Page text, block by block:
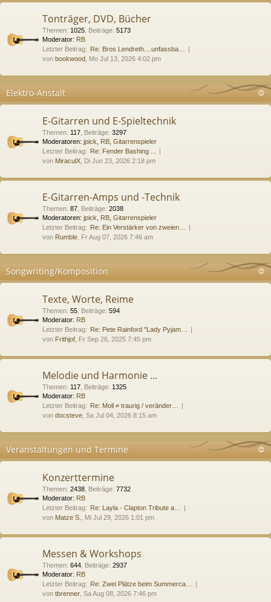
Tonträger, DVD, Bücher
Themen: 1025 Beiträge: 5173
Moderator: RB
Letzter Beitrag: Re: Bros Lendreth....unfassba…
von bookwood , Mo Jul 13, 2026 4:02 pm
Elektro-Anstalt
E-Gitarren und E-Spieltechnik
Themen: 117 Beiträge: 3297
Moderatoren: jpick RB Gitarrenspieler
Letzter Beitrag: Re: Fender Bashing ...
von MiraculX , Di Jun 23, 2026 2:18 pm
E-Gitarren-Amps und -Technik
Themen: 87 Beiträge: 2038
Moderatoren: jpick RB Gitarrenspieler
Letzter Beitrag: Re: Ein Verstärker von zweien…
von Rumble , Fr Aug 07, 2026 7:46 am
Songwriting/Komposition
Texte, Worte, Reime
Themen: 55 Beiträge: 594
Moderator: RB
Letzter Beitrag: Re: Pete Rainford "Lady Pyjam…
von Frithjof , Fr Sep 26, 2025 7:45 pm
Melodie und Harmonie ...
Themen: 117 Beiträge: 1325
Moderator: RB
Letzter Beitrag: Re: Moll ≠ traurig / veränder…
von docsteve , Sa Jul 04, 2026 8:15 am
Veranstaltungen und Termine
Konzerttermine
Themen: 2438 Beiträge: 7732
Moderator: RB
Letzter Beitrag: Re: Layla - Clapton Tribute a…
von Matze S. , Mi Jul 29, 2026 1:01 pm
Messen & Workshops
Themen: 644 Beiträge: 2937
Moderator: RB
Letzter Beitrag: Re: Zwei Plätze beim Summerca…
von tbrenner , Sa Aug 08, 2026 7:46 pm